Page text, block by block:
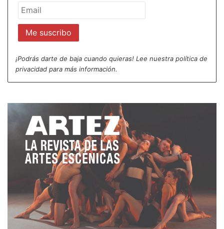
¡Podrás darte de baja cuando quieras! Lee nuestra política de
privacidad para más información.